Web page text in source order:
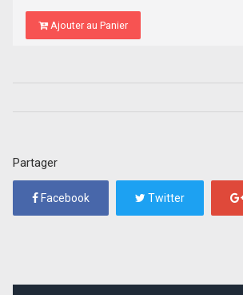
Ajouter au Panier
Partager
Facebook Twitter